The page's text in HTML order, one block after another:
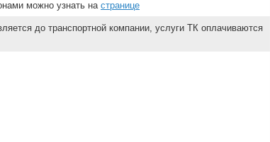
можно узнать на странице
до транспортной компании, услуги ТК оплачиваются